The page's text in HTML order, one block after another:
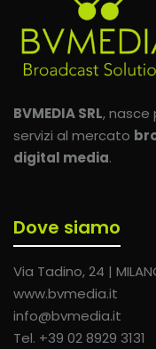
BVMEDIA SRL, nasce
servizi al mercato
digital media.
Dove siamo
Via Tadino, 24 |
www.bvmedia.it
info@bvmedia.it
Tel. +39 02 8929 3131